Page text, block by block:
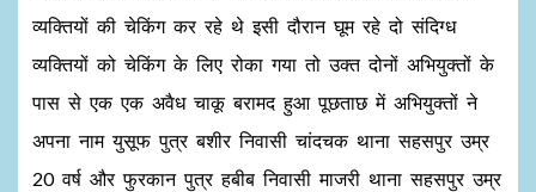
व्यक्तियों की चेकिंग कर रहे थे इसी दौरान घूम रहे दो संदिग्ध
व्यक्तियों को चेकिंग के लिए रोका गया तो उक्त दोनों अभियुक्तों के
पास से एक एक अवैध चाकू बरामद हुआ पूछताछ में अभियुक्तों ने
अपना नाम युसूफ पुत्र बशीर निवासी चांदचक थाना सहसपुर उम्र
20 वर्ष और फुरकान पुत्र हबीब निवासी माजरी थाना सहसपुर उम्र